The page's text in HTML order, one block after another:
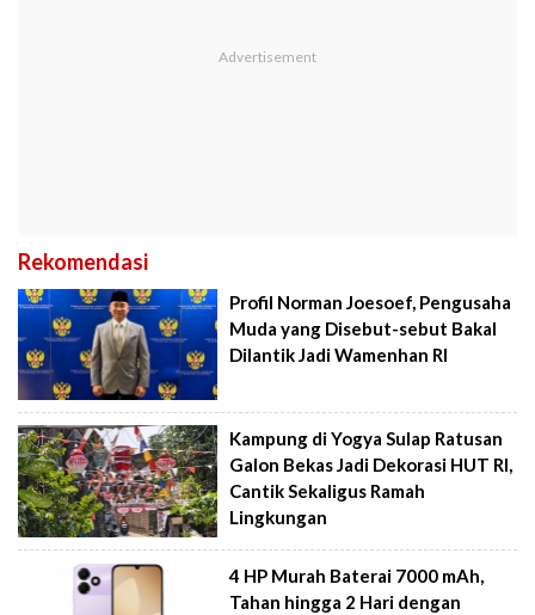
Rekomendasi
Profil Norman Joesoef, Pengusaha
Muda yang Disebut-sebut Bakal
Dilantik Jadi Wamenhan RI
Kampung di Yogya Sulap Ratusan
Galon Bekas Jadi Dekorasi HUT RI,
Cantik Sekaligus Ramah
Lingkungan
4 HP Murah Baterai 7000 mAh,
Tahan hingga 2 Hari dengan